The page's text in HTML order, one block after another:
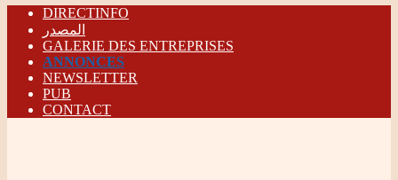
DIRECTINFO
المصدر
GALERIE DES ENTREPRISES
ANNONCES
NEWSLETTER
PUB
CONTACT